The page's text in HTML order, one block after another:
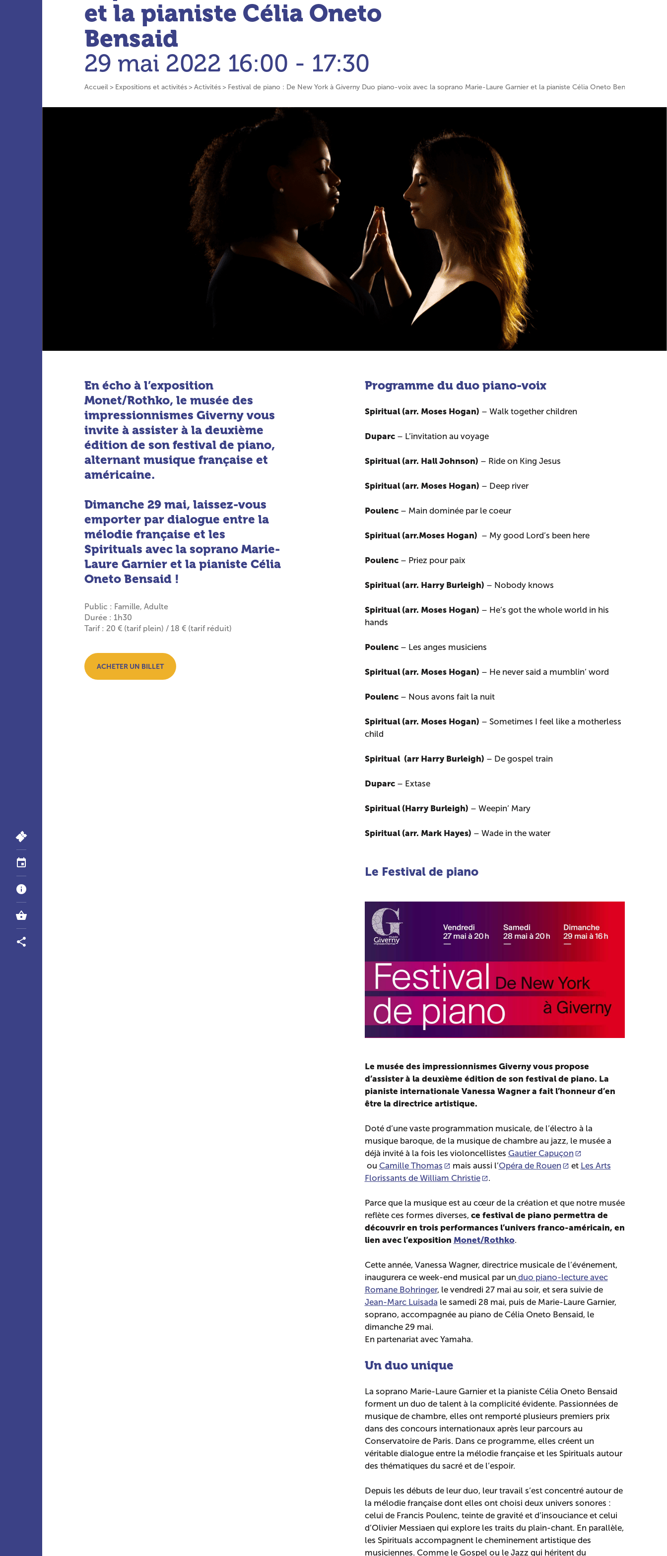
et la pianiste Célia Oneto
Bensaid
29 mai 2022 16:00 - 17:30
Accueil Expositions et activités Activités Festival de piano : De New York à Giverny Duo piano-voix avec la soprano Marie-Laure Garnier et la pianiste Célia Oneto Bensaid
En écho à l’exposition
Monet/Rothko, le musée des
impressionnismes Giverny vous
invite à assister à la deuxième
édition de son festival de piano,
alternant musique française et
américaine.
Dimanche 29 mai, laissez-vous
emporter par dialogue entre la
mélodie française et les
Spirituals avec la soprano Marie-
Laure Garnier et la pianiste Célia
Oneto Bensaid !
Public : Famille, Adulte
Durée : 1h30
Tarif : 20 € (tarif plein) / 18 € (tarif réduit)
ACHETER UN BILLET
Programme du duo piano-voix
Spiritual (arr. Moses Hogan) – Walk together children
Duparc– L’invitation au voyage
Spiritual (arr. Hall Johnson) – Ride on King Jesus
Spiritual (arr. Moses Hogan) – Deep river
Poulenc – Main dominée par le coeur
Spiritual (arr.Moses Hogan) – My good Lord’s been here
Poulenc – Priez pour paix
Spiritual (arr. Harry Burleigh) – Nobody knows
Spiritual (arr. Moses Hogan) – He’s got the whole world in his
hands
Poulenc – Les anges musiciens
Spiritual (arr. Moses Hogan) – He never said a mumblin’ word
Poulenc – Nous avons fait la nuit
Spiritual (arr. Moses Hogan) – Sometimes I feel like a motherless
child
Spiritual (arr Harry Burleigh) – De gospel train
Duparc – Extase
Spiritual (Harry Burleigh) – Weepin’ Mary
Spiritual (arr. Mark Hayes) – Wade in the water
Le Festival de piano
Le musée des impressionnismes Giverny vous propose
d’assister à la deuxième édition de son festival de piano. La
pianiste internationale Vanessa Wagner a fait l’honneur d’en
être la directrice artistique.
Doté d’une vaste programmation musicale, de l’électro à la
musique baroque, de la musique de chambre au jazz, le musée a
déjà invité à la fois les violoncellistes Gautier Capuçon
ou Camille Thomas mais aussi l’Opéra de Rouen et Les Arts
Florissants de William Christie
.
Parce que la musique est au cœur de la création et que notre musée
reflète ces formes diverses, ce festival de piano permettra de
découvrir en trois performances l’univers franco-américain, en
lien avec l’exposition Monet/Rothko.
Cette année, Vanessa Wagner, directrice musicale de l’événement,
inaugurera ce week-end musical par un duo piano-lecture avec
Romane Bohringer, le vendredi 27 mai au soir, et sera suivie de
Jean-Marc Luisada le samedi 28 mai, puis de Marie-Laure Garnier,
soprano, accompagnée au piano de Célia Oneto Bensaid, le
dimanche 29 mai.
En partenariat avec Yamaha.
Un duo unique
La soprano Marie-Laure Garnier et la pianiste Célia Oneto Bensaid
forment un duo de talent à la complicité évidente. Passionnées de
musique de chambre, elles ont remporté plusieurs premiers prix
dans des concours internationaux après leur parcours au
Conservatoire de Paris. Dans ce programme, elles créent un
véritable dialogue entre la mélodie française et les Spirituals autour
des thématiques du sacré et de l’espoir.
Depuis les débuts de leur duo, leur travail s’est concentré autour de
la mélodie française dont elles ont choisi deux univers sonores :
celui de Francis Poulenc, teinte de gravité et d’insouciance et celui
d’Olivier Messiaen qui explore les traits du plain-chant. En parallèle,
les Spirituals accompagnent le cheminement artistique des
musiciennes. Comme le Gospel ou le Jazz qui héritent du